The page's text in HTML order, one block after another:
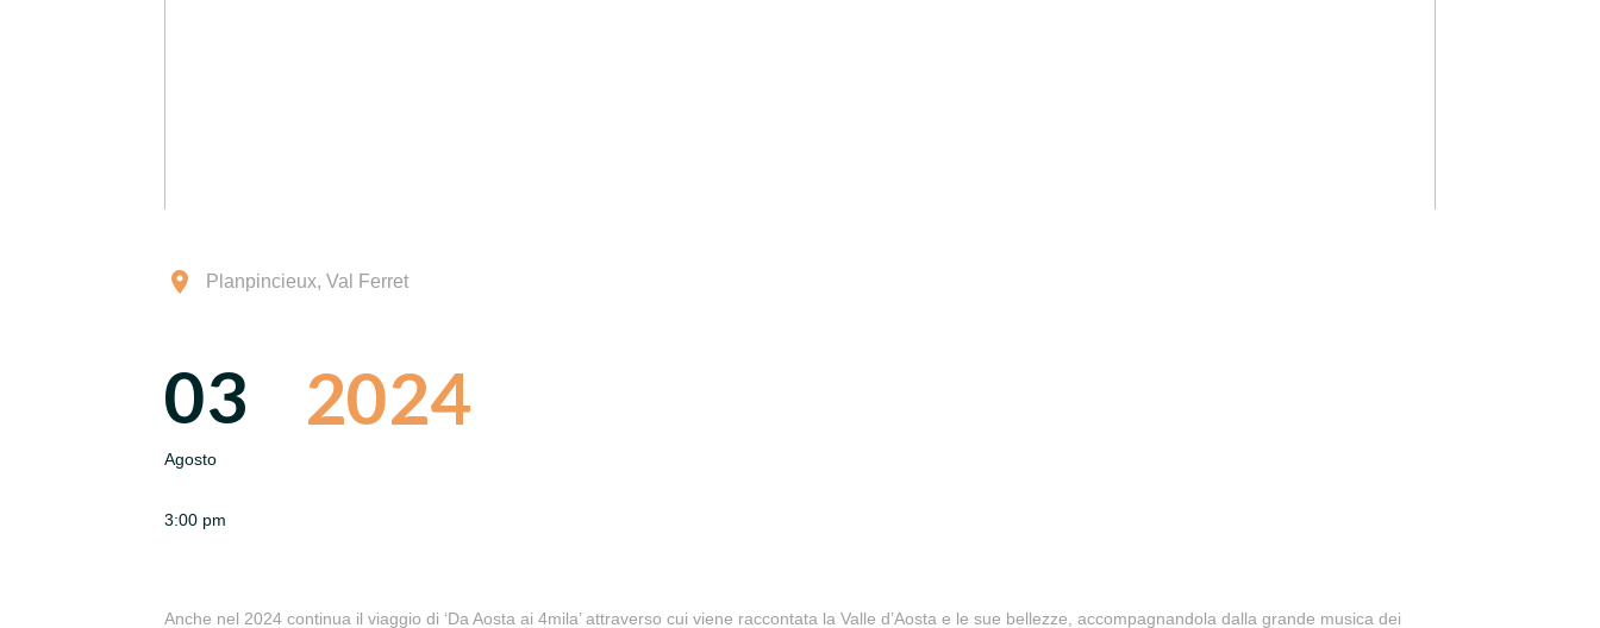
Planpincieux, Val Ferret
03
Agosto
2024
3:00 pm
Anche nel 2024 continua il viaggio di ‘Da Aosta ai 4mila’ attraverso cui viene raccontata la Valle d’Aosta e le sue bellezze, accompagnandola dalla grande musica dei